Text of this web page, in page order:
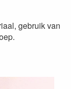
gebruik van